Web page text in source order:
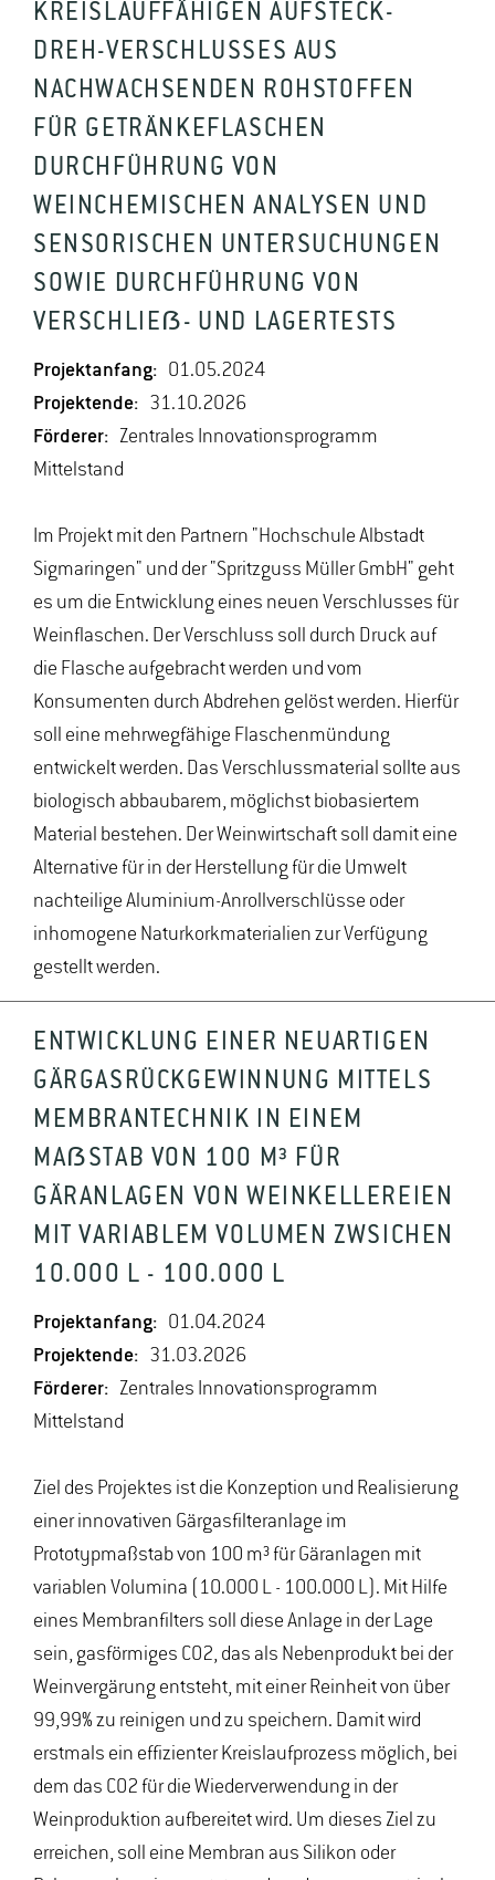
KREISLAUFFÄHIGEN AUFSTECK-
DREH-VERSCHLUSSES AUS
NACHWACHSENDEN ROHSTOFFEN
FÜR GETRÄNKEFLASCHEN
DURCHFÜHRUNG VON
WEINCHEMISCHEN ANALYSEN UND
SENSORISCHEN UNTERSUCHUNGEN
SOWIE DURCHFÜHRUNG VON
VERSCHLIEẞ- UND LAGERTESTS
Projektanfang: 01.05.2024
Projektende: 31.10.2026
Förderer: Zentrales Innovationsprogramm
Mittelstand
Im Projekt mit den Partnern "Hochschule Albstadt
Sigmaringen" und der "Spritzguss Müller GmbH" geht
es um die Entwicklung eines neuen Verschlusses für
Weinflaschen. Der Verschluss soll durch Druck auf
die Flasche aufgebracht werden und vom
Konsumenten durch Abdrehen gelöst werden. Hierfür
soll eine mehrwegfähige Flaschenmündung
entwickelt werden. Das Verschlussmaterial sollte aus
biologisch abbaubarem, möglichst biobasiertem
Material bestehen. Der Weinwirtschaft soll damit eine
Alternative für in der Herstellung für die Umwelt
nachteilige Aluminium-Anrollverschlüsse oder
inhomogene Naturkorkmaterialien zur Verfügung
gestellt werden.
ENTWICKLUNG EINER NEUARTIGEN
GÄRGASRÜCKGEWINNUNG MITTELS
MEMBRANTECHNIK IN EINEM
MAẞSTAB VON 100 M³ FÜR
GÄRANLAGEN VON WEINKELLEREIEN
MIT VARIABLEM VOLUMEN ZWSICHEN
10.000 L - 100.000 L
Projektanfang: 01.04.2024
Projektende: 31.03.2026
Förderer: Zentrales Innovationsprogramm
Mittelstand
Ziel des Projektes ist die Konzeption und Realisierung
einer innovativen Gärgasfilteranlage im
Prototypmaßstab von 100 m³ für Gäranlagen mit
variablen Volumina (10.000 L - 100.000 L). Mit Hilfe
eines Membranfilters soll diese Anlage in der Lage
sein, gasförmiges CO2, das als Nebenprodukt bei der
Weinvergärung entsteht, mit einer Reinheit von über
99,99% zu reinigen und zu speichern. Damit wird
erstmals ein effizienter Kreislaufprozess möglich, bei
dem das CO2 für die Wiederverwendung in der
Weinproduktion aufbereitet wird. Um dieses Ziel zu
erreichen, soll eine Membran aus Silikon oder